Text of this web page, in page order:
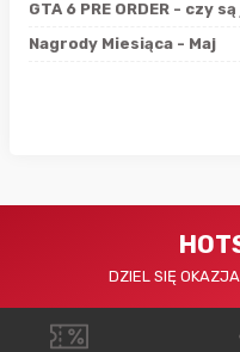
GTA 6 PRE ORDER - czy
Nagrody Miesiąca - Maj
DZIEL SIĘ